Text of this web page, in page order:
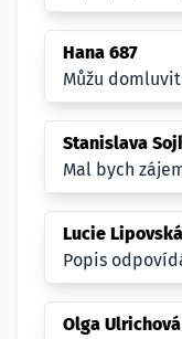
Hana 687
Můžu
Stanislava
Mal bych
Lucie Lipovská
Popis
Olga Ulrichová